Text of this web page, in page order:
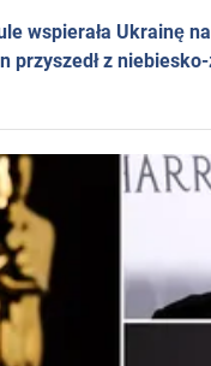
wspierała Ukrainę
przyszedł z